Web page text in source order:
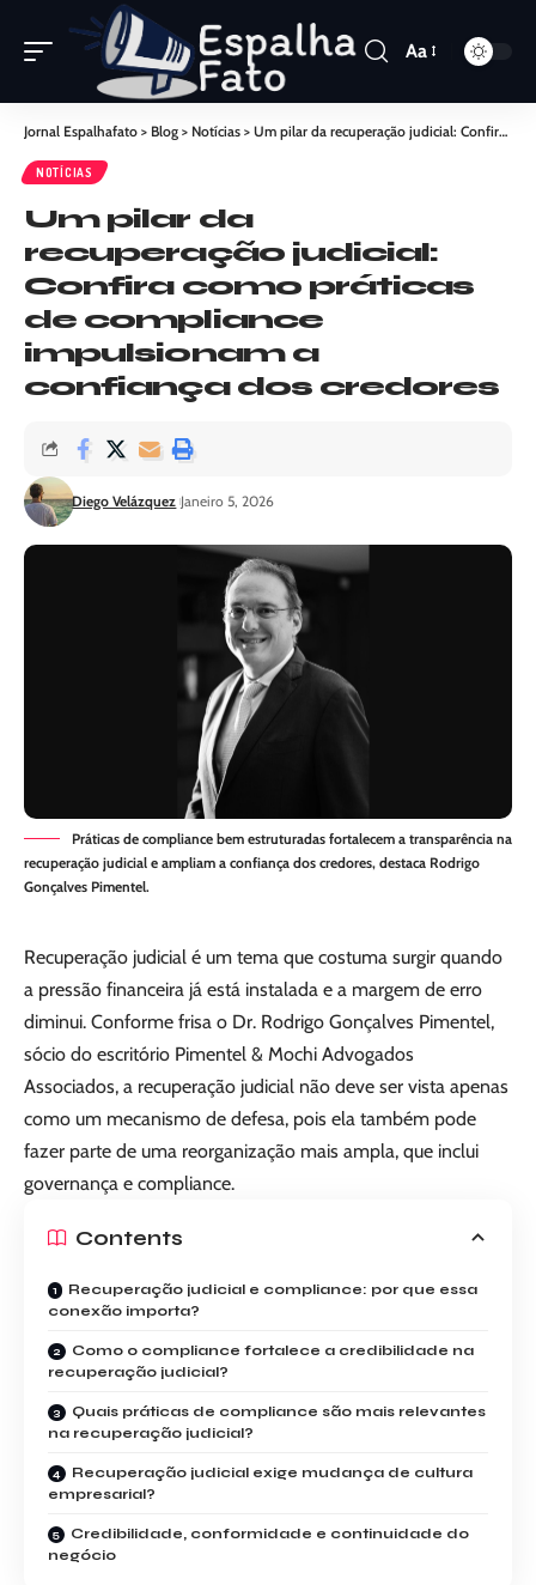
Aa
Jornal Espalhafato > Blog > Notícias > Um pilar da recuperação judicial: Confira como práticas de compliance impulsionam a confiança dos credores
NOTÍCIAS
Um pilar da
recuperação judicial:
Confira como práticas
de compliance
impulsionam a
confiança dos credores
Diego Velázquez Janeiro 5, 2026
Práticas de compliance bem estruturadas fortalecem a transparência na
recuperação judicial e ampliam a confiança dos credores, destaca Rodrigo
Gonçalves Pimentel.
Recuperação judicial é um tema que costuma surgir quando
a pressão financeira já está instalada e a margem de erro
diminui. Conforme frisa o Dr. Rodrigo Gonçalves Pimentel,
sócio do escritório Pimentel & Mochi Advogados
Associados, a recuperação judicial não deve ser vista apenas
como um mecanismo de defesa, pois ela também pode
fazer parte de uma reorganização mais ampla, que inclui
governança e compliance.
Contents
Recuperação judicial e compliance: por que essa
conexão importa?
Como o compliance fortalece a credibilidade na
recuperação judicial?
Quais práticas de compliance são mais relevantes
na recuperação judicial?
Recuperação judicial exige mudança de cultura
empresarial?
Credibilidade, conformidade e continuidade do
negócio